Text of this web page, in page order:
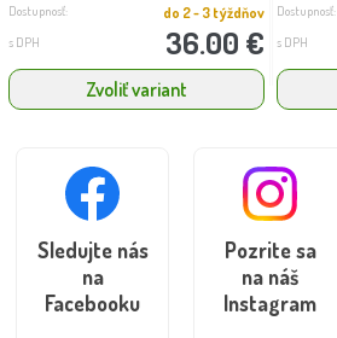
Dostupnosť: do 2 - 3 týždňov
s DPH 36.00 €
Zvoliť variant
Dostupnosť:
s DPH
Sledujte nás
na
Facebooku
Pozrite sa
na náš
Instagram